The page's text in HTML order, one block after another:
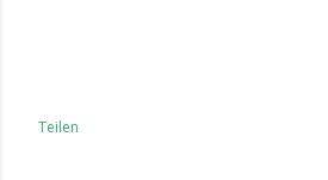
Teilen